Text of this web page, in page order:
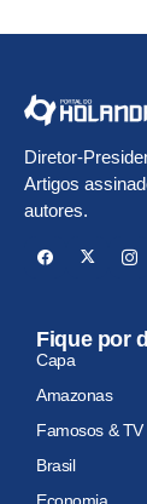
Diretor-
Artigos
autores.
Fique por
Capa
Amazonas
Famosos & TV
Brasil
Economia